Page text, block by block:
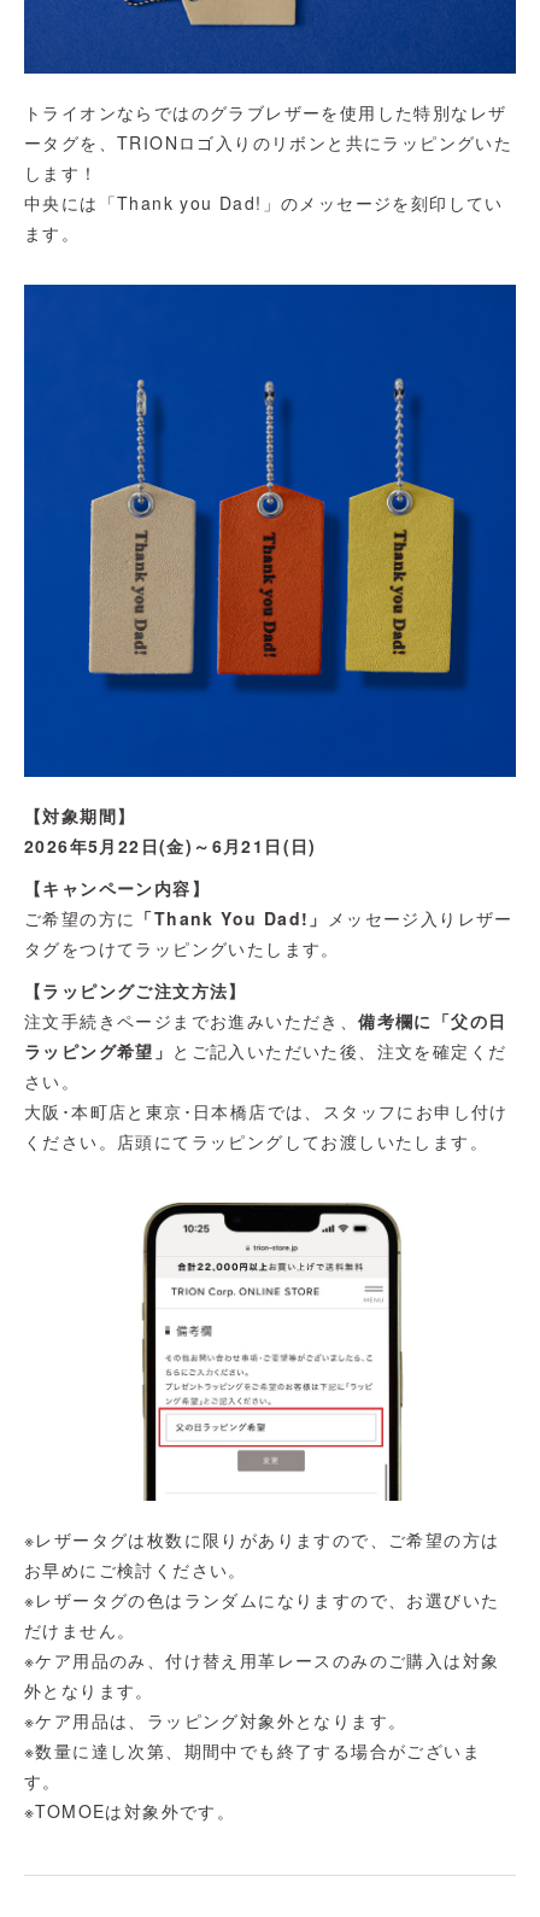
トライオンならではのグラブレザーを使用した特別なレザ
ータグを、TRIONロゴ入りのリボンと共にラッピングいた
します！
中央には「Thank you Dad!」のメッセージを刻印してい
ます。
【対象期間】
2026年5月22日(金)～6月21日(日)
【キャンペーン内容】
ご希望の方に 「Thank You Dad!」 メッセージ入りレザー
タグをつけてラッピングいたします。
【ラッピングご注文方法】
注文手続きページまでお進みいただき、備考欄に「父の日
ラッピング希望」 とご記入いただいた後、注文を確定くだ
さい。
大阪･本町店と東京･日本橋店では、スタッフにお申し付け
ください。店頭にてラッピングしてお渡しいたします。
※レザータグは枚数に限りがありますので、ご希望の方は
お早めにご検討ください。
※レザータグの色はランダムになりますので、お選びいた
だけません。
※ケア用品のみ、付け替え用革レースのみのご購入は対象
外となります。
※ケア用品は、ラッピング対象外となります。
※数量に達し次第、期間中でも終了する場合がございま
す。
※TOMOEは対象外です。